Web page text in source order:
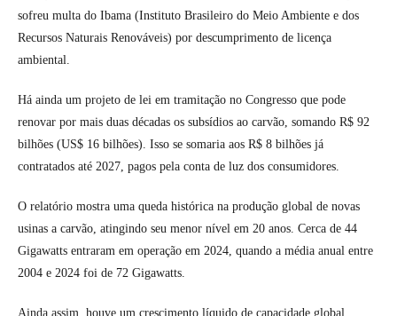
sofreu multa do Ibama (Instituto Brasileiro do Meio Ambiente e dos
Recursos Naturais Renováveis) por descumprimento de licença
ambiental.
Há ainda um projeto de lei em tramitação no Congresso que pode
renovar por mais duas décadas os subsídios ao carvão, somando R$ 92
bilhões (US$ 16 bilhões). Isso se somaria aos R$ 8 bilhões já
contratados até 2027, pagos pela conta de luz dos consumidores.
O relatório mostra uma queda histórica na produção global de novas
usinas a carvão, atingindo seu menor nível em 20 anos. Cerca de 44
Gigawatts entraram em operação em 2024, quando a média anual entre
2004 e 2024 foi de 72 Gigawatts.
Ainda assim, houve um crescimento líquido de capacidade global,